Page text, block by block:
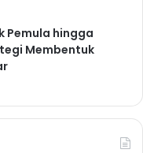
Pemula hingga
Membentuk